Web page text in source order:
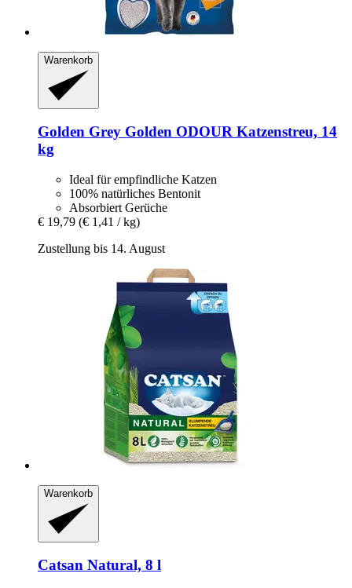
Warenkorb
Golden Grey Golden ODOUR Katzenstreu, 14
kg
Ideal für empfindliche Katzen
100% natürliches Bentonit
Absorbiert Gerüche
€ 19,79 (€ 1,41 / kg)
Zustellung bis 14. August
Warenkorb
Catsan Natural, 8 l